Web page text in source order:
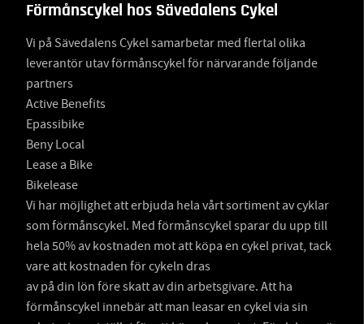
Förmånscykel hos Sävedalens Cykel
Vi på Sävedalens Cykel samarbetar med flertal olika
leverantör utav förmånscykel för närvarande följande
partners
Active Benefits
Epassibike
Beny Local
Lease a Bike
Bikelease
Vi har möjlighet att erbjuda hela vårt sortiment av cyklar
som förmånscykel. Med förmånscykel sparar du upp till
hela 50% av kostnaden mot att köpa en cykel privat, tack
vare att kostnaden för cykeln dras
av på din lön före skatt av din arbetsgivare. Att ha
förmånscykel innebär att man leasar en cykel via sin